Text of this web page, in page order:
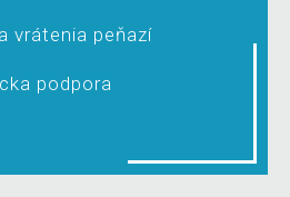
vrátenia peňazí
podpora